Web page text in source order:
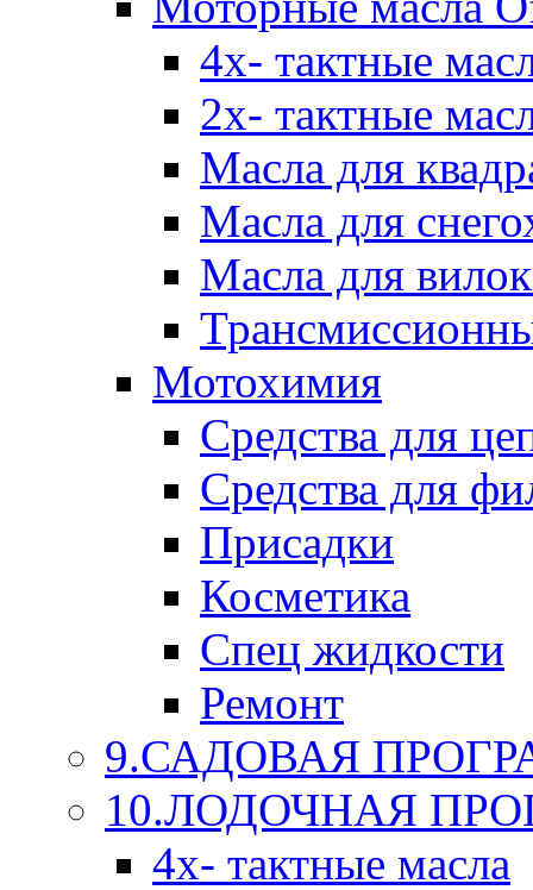
4х- тактные
2х- тактные
Масла для
Масла для
Масла для
Мотохимия
Средства для
Средства для
Присадки
Косметика
Спец жидкости
Ремонт
9.САДОВАЯ
10.ЛОДОЧНАЯ
4х- тактные масла